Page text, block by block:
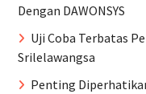
Dengan DAWONSYS
Uji Coba Terbatas
Srilelawangsa
Penting